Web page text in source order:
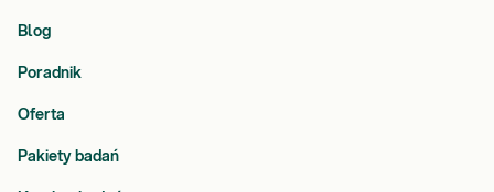
Blog
Poradnik
Oferta
Pakiety badań